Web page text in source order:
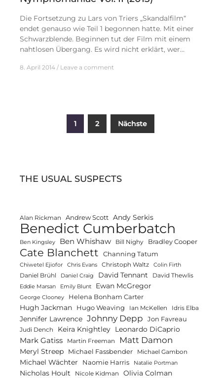
Die Fortsetzung zu Lars von Triers „Skandalfilm“
endet genauso wie Teil 1 begonnen hatte. Mit einer
Schwarzblende. Beginnen tut der Film mit einem
nahtlosen Übergang. Es wird nicht erklärt, wer…
8. April 2014 Leave a comment
Seitennummerierung
1 2 Nächste
THE USUAL SUSPECTS
Alan Rickman Andrew Scott Andy Serkis
Benedict Cumberbatch
Ben Kingsley Ben Whishaw Bill Nighy Bradley Cooper
Cate Blanchett Channing Tatum
Chiwetel Ejiofor Chris Evans Christoph Waltz Colin Firth
Daniel Brühl Daniel Craig David Tennant David Thewlis
Eddie Marsan Emily Blunt Ewan McGregor
George Clooney Helena Bonham Carter
Hugh Jackman Hugo Weaving Ian McKellen Idris Elba
Jennifer Lawrence Johnny Depp Jon Favreau
Judi Dench Keira Knightley Leonardo DiCaprio
Mark Gatiss Martin Freeman Matt Damon
Meryl Streep Michael Fassbender Michael Gambon
Michael Wächter Naomie Harris Natalie Portman
Nicholas Hoult Nicole Kidman Olivia Colman